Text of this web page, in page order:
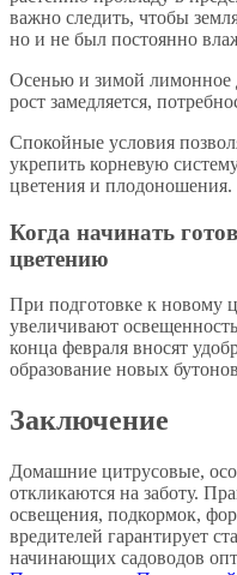
важно следить, чтобы
но и не был постоянно
Осенью и зимой лимонное
рост замедляется,
Спокойные условия
укрепить корневую
цветения и плодоношения.
Когда начинать
цветению
При подготовке к новому
увеличивают
конца февраля вносят
образование новых
Заключение
Домашние цитрусовые,
откликаются на заботу.
освещения, подкормок,
вредителей гарантирует
начинающих садоводов